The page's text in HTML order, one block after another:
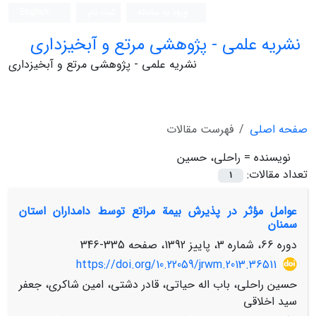
نشریه علمی - پژوهشی مرتع و آبخیزداری
نشریه علمی - پژوهشی مرتع و آبخیزداری
صفحه اصلی
فهرست مقالات
نویسنده = راحلی، حسین
تعداد مقالات:
1
عوامل مؤثر در پذیرش بیمة مراتع توسط دامداران استان
سمنان
دوره 66، شماره 3، پاییز 1392، صفحه
335-346
https://doi.org/10.22059/jrwm.2013.36511
حسین راحلی، باب اله حیاتی، قادر دشتی، امین شاکری، جعفر
سید اخلاقی